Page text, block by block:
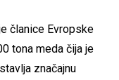
članice Evropske
tona meda čija je
značajnu